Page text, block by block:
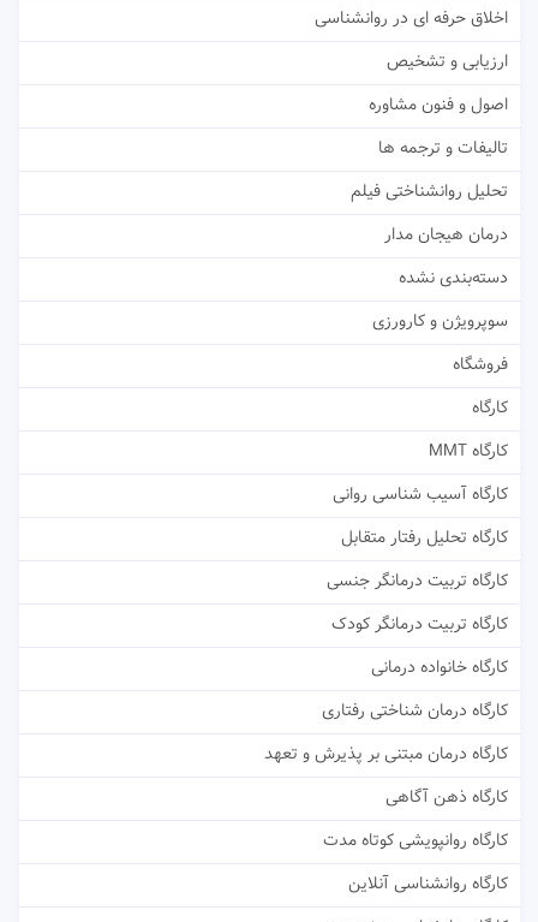
اخلاق حرفه ای در روانشناسی
ارزیابی و تشخیص
اصول و فنون مشاوره
تالیفات و ترجمه ها
تحلیل روانشناختی فیلم
درمان هیجان مدار
دسته‌بندی نشده
سوپرویژن و کارورزی
فروشگاه
کارگاه
کارگاه MMT
کارگاه آسیب شناسی روانی
کارگاه تحلیل رفتار متقابل
کارگاه تربیت درمانگر جنسی
کارگاه تربیت درمانگر کودک
کارگاه خانواده درمانی
کارگاه درمان شناختی رفتاری
کارگاه درمان مبتنی بر پذیرش و تعهد
کارگاه ذهن آگاهی
کارگاه روانپویشی کوتاه مدت
کارگاه روانشناسی آنلاین